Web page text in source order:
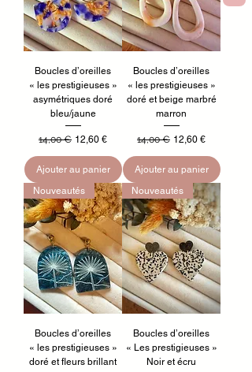
Boucles d’oreilles
« les prestigieuses »
asymétriques doré
bleu/jaune
Prix original
14,00 € Prix promotionnel
12,60 €
Ajouter au panier
Boucles d’oreilles
« les prestigieuses »
doré et beige marbré
marron
Prix original
14,00 € Prix promotionnel
12,60 €
Ajouter au panier
Nouveautés
Boucles d’oreilles
« les prestigieuses »
doré et fleurs brillant
Nouveautés
Boucles d’oreilles
« Les prestigieuses »
Noir et écru